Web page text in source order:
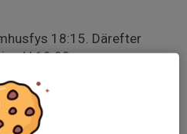
18:15. Därefter
kl 19:00.